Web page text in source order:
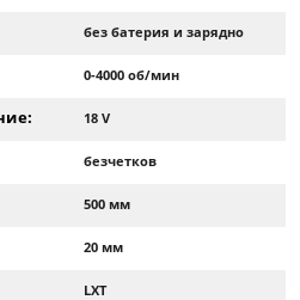
без батерия и зарядно
0-4000 об/мин
18 V
безчетков
500 мм
20 мм
LXT